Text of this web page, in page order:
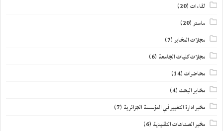
لقاءات(20)
ماستر(20)
مجلات المخابر(7)
مجلات كليات الجامعة (6)
محاضرات(14)
مخابر البحث(4)
مخبر ادارة التغيير في المؤسسة الجزائرية (7)
مخبر الصناعات التقليدية (6)